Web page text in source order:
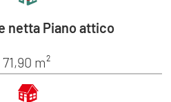
netta Piano attico
71,90 m²